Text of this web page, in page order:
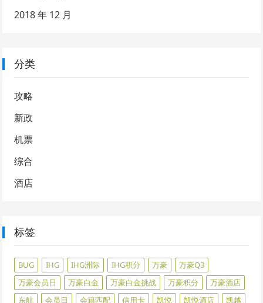
2018 年 12 月
分类
攻略
新政
机票
综合
酒店
标签
BUG IHG IHG洲际 IHG积分 万豪
万豪Q3
万豪会员日
万豪白金 万豪白金挑战 万豪积分
万豪酒店
东航
会员日 会籍匹配 信用卡 凯悦 凯悦酒店 凯越